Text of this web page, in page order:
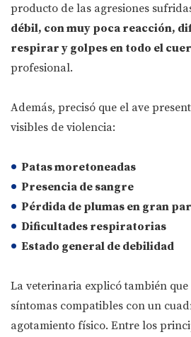
producto de las agresiones
débil, con muy poca reacción,
respirar y golpes en todo el
profesional.
Además, precisó que el ave
visibles de violencia:
Patas moretoneadas
Presencia de sangre
Pérdida de plumas en gran
Dificultades respiratorias
Estado general de debilidad
La veterinaria explicó también
síntomas compatibles con un
agotamiento físico. Entre los